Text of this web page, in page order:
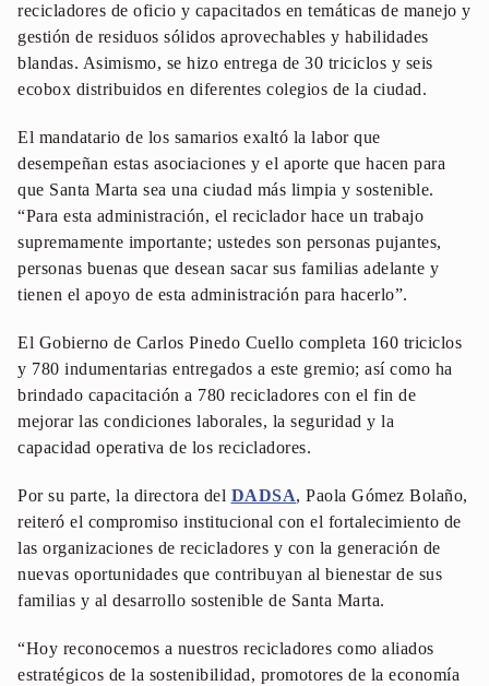
recicladores de oficio y capacitados en temáticas de manejo y
gestión de residuos sólidos aprovechables y habilidades
blandas. Asimismo, se hizo entrega de 30 triciclos y seis
ecobox distribuidos en diferentes colegios de la ciudad.
El mandatario de los samarios exaltó la labor que
desempeñan estas asociaciones y el aporte que hacen para
que Santa Marta sea una ciudad más limpia y sostenible.
“Para esta administración, el reciclador hace un trabajo
supremamente importante; ustedes son personas pujantes,
personas buenas que desean sacar sus familias adelante y
tienen el apoyo de esta administración para hacerlo”.
El Gobierno de Carlos Pinedo Cuello completa 160 triciclos
y 780 indumentarias entregados a este gremio; así como ha
brindado capacitación a 780 recicladores con el fin de
mejorar las condiciones laborales, la seguridad y la
capacidad operativa de los recicladores.
Por su parte, la directora del DADSA, Paola Gómez Bolaño,
reiteró el compromiso institucional con el fortalecimiento de
las organizaciones de recicladores y con la generación de
nuevas oportunidades que contribuyan al bienestar de sus
familias y al desarrollo sostenible de Santa Marta.
“Hoy reconocemos a nuestros recicladores como aliados
estratégicos de la sostenibilidad, promotores de la economía